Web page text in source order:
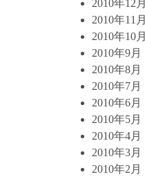
2010年12月
2010年11月
2010年10月
2010年9月
2010年8月
2010年7月
2010年6月
2010年5月
2010年4月
2010年3月
2010年2月